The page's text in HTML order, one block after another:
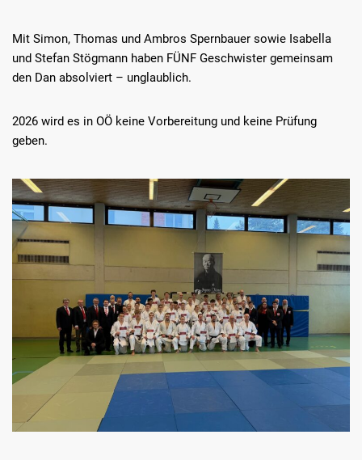
Mit Simon, Thomas und Ambros Spernbauer sowie Isabella
und Stefan Stögmann haben FÜNF Geschwister gemeinsam
den Dan absolviert – unglaublich.
2026 wird es in OÖ keine Vorbereitung und keine Prüfung
geben.